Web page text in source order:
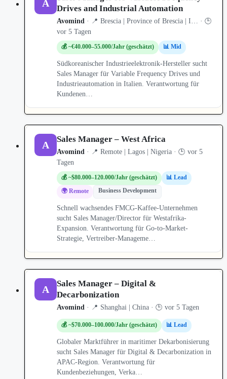
A
Drives and Industrial Automation
Avomind · 📍 Brescia | Province of Brescia | I… · 🕒
vor 5 Tagen
💰 ~€40.000–55.000/Jahr (geschätzt) 📊 Mid
Südkoreanischer Industrieelektronik-Hersteller sucht
Sales Manager für Variable Frequency Drives und
Industrieautomation in Italien. Verantwortung für
Kundenen…
A Sales Manager – West Africa
Avomind · 📍 Remote | Lagos | Nigeria · 🕒 vor 5
Tagen
💰 ~$80.000–120.000/Jahr (geschätzt)
📊 Lead
🌍 Remote
Business Development
Schnell wachsendes FMCG-Kaffee-Unternehmen
sucht Sales Manager/Director für Westafrika-
Expansion. Verantwortung für Go-to-Market-
Strategie, Vertreiber-Manageme…
A
Sales Manager – Digital &
Decarbonization
Avomind · 📍 Shanghai | China · 🕒 vor 5 Tagen
💰 ~$70.000–100.000/Jahr (geschätzt) 📊 Lead
Globaler Marktführer in maritimer Dekarbonisierung
sucht Sales Manager für Digital & Decarbonization in
APAC-Region. Verantwortung für
Kundenbeziehungen, Verka…